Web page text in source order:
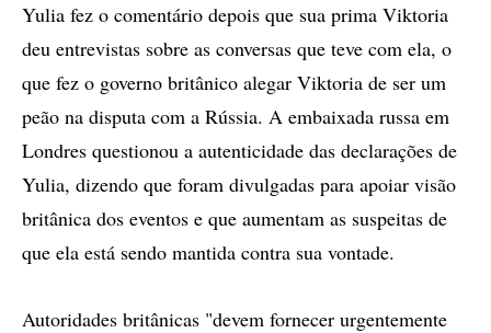
Yulia fez o comentário depois que sua prima Viktoria
deu entrevistas sobre as conversas que teve com ela, o
que fez o governo britânico alegar Viktoria de ser um
peão na disputa com a Rússia. A embaixada russa em
Londres questionou a autenticidade das declarações de
Yulia, dizendo que foram divulgadas para apoiar visão
britânica dos eventos e que aumentam as suspeitas de
que ela está sendo mantida contra sua vontade.
Autoridades britânicas "devem fornecer urgentemente